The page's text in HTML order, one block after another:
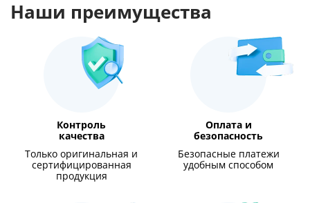
Наши преимущества
Контроль
качества
Только оригинальная и
сертифицированная
продукция
Оплата и
безопасность
Безопасные платежи
удобным способом